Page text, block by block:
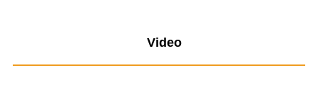
Video